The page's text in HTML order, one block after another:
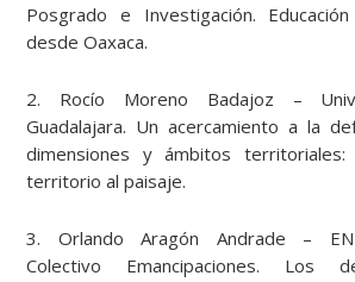
Posgrado e Investigación.
desde Oaxaca.
2. Rocío Moreno Badajoz –
Guadalajara. Un acercamiento a la
dimensiones y ámbitos
territorio al paisaje.
3. Orlando Aragón Andrade –
Colectivo Emancipaciones. Los